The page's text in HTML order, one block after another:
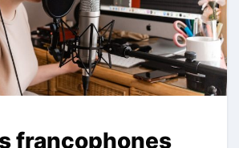
francophones